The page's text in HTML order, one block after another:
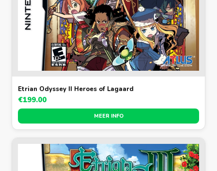
Etrian Odyssey II Heroes of Lagaard
€199.00
MEER INFO